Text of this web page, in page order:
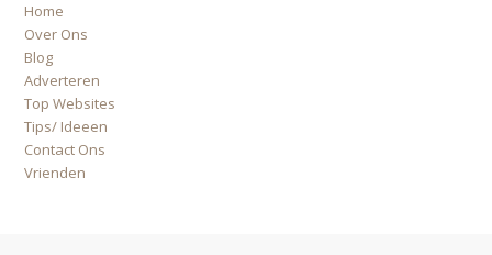
Home
Over Ons
Blog
Adverteren
Top Websites
Tips/ Ideeen
Contact Ons
Vrienden